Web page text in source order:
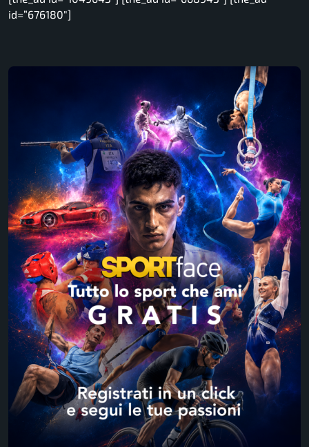
id=”676180″]